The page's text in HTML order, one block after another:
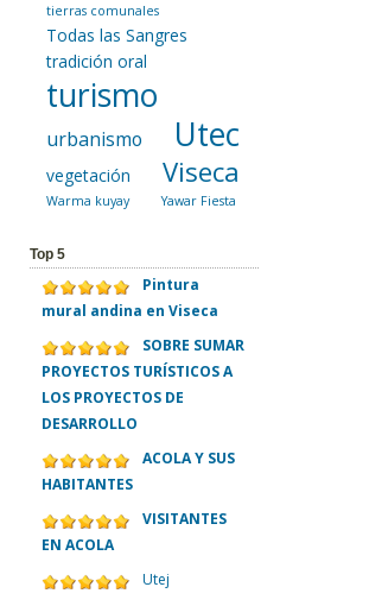
tierras comunales
Todas las Sangres
tradición oral
turismo
urbanismo Utec
vegetación Viseca
Warma kuyay Yawar Fiesta
Top 5
Pintura
mural andina en Viseca
SOBRE SUMAR
PROYECTOS TURÍSTICOS A
LOS PROYECTOS DE
DESARROLLO
ACOLA Y SUS
HABITANTES
VISITANTES
EN ACOLA
Utej